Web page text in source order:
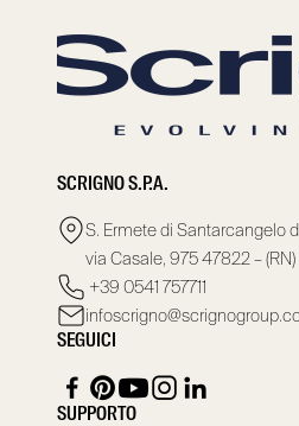
SCRIGNO S.P.A.
S. Ermete di Santarcangelo
via Casale, 975 47822 – (RN)
+39 0541 757711
SEGUICI
SUPPORTO